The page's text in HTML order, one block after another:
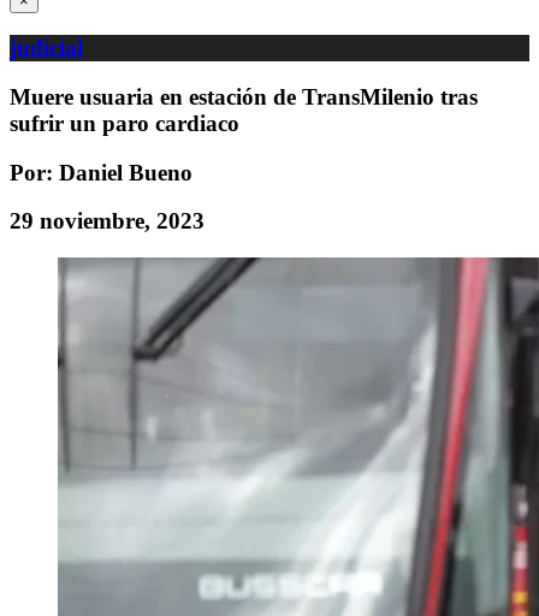
judicial
Muere usuaria en estación de TransMilenio tras
sufrir un paro cardiaco
Por: Daniel Bueno
29 noviembre, 2023